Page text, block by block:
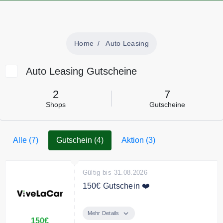
Home Auto Leasing
Auto Leasing Gutscheine
2
Shops
7
Gutscheine
Alle (7) Gutschein (4) Aktion (3)
150€
Gültig bis 31.08.2026
150€ Gutschein ❤️
Freunden weiter und erhalte einen
Mehr Details